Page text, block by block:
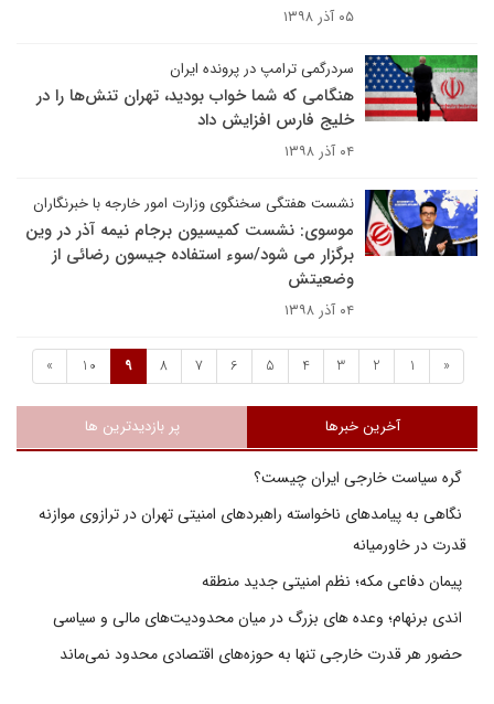
۰۵ آذر ۱۳۹۸
سردرگمی ترامپ در پرونده ایران
هنگامی که شما خواب بودید، تهران تنش‌ها را در
خلیج فارس افزایش داد
۰۴ آذر ۱۳۹۸
نشست هفتگی سخنگوی وزارت امور خارجه با خبرنگاران
موسوی: نشست کمیسیون برجام نیمه آذر در وین
برگزار می شود/سوء استفاده جیسون رضائی از
وضعیتش
۰۴ آذر ۱۳۹۸
«
1
2
3
4
5
6
7
8
9
10
»
آخرین خبرها پر بازدیدترین ها
گره سیاست خارجی ایران چیست؟
نگاهی به پیامدهای ناخواسته راهبردهای امنیتی تهران در ترازوی موازنه
قدرت در خاورمیانه
پیمان دفاعی مکه؛ نظم امنیتی جدید منطقه
اندی برنهام؛ وعده های بزرگ در میان محدودیت‌های مالی و سیاسی
حضور هر قدرت خارجی تنها به حوزه‌های اقتصادی محدود نمی‌ماند